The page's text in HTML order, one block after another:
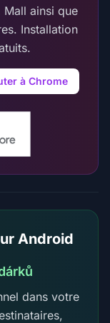
ainsi que
Installation
à Chrome
Android
dans votre